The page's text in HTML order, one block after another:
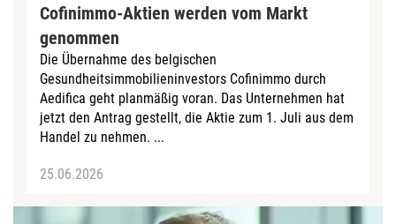
Cofinimmo-Aktien werden vom Markt
genommen
Die Übernahme des belgischen
Gesundheitsimmobilieninvestors Cofinimmo durch
Aedifica geht planmäßig voran. Das Unternehmen hat
jetzt den Antrag gestellt, die Aktie zum 1. Juli aus dem
Handel zu nehmen. ...
25.06.2026